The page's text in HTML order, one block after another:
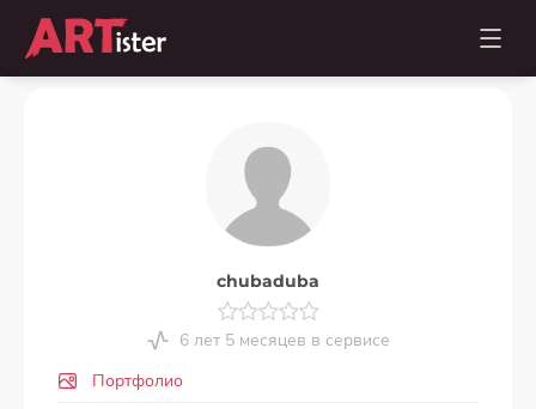
chubaduba
6 лет 5 месяцев в сервисе
Портфолио